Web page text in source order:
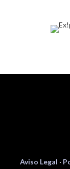
Aviso Legal ·